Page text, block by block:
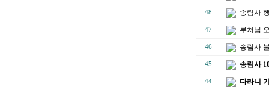
48 송림사
47 부처님
46 송림사
45 송림사
44 다라니